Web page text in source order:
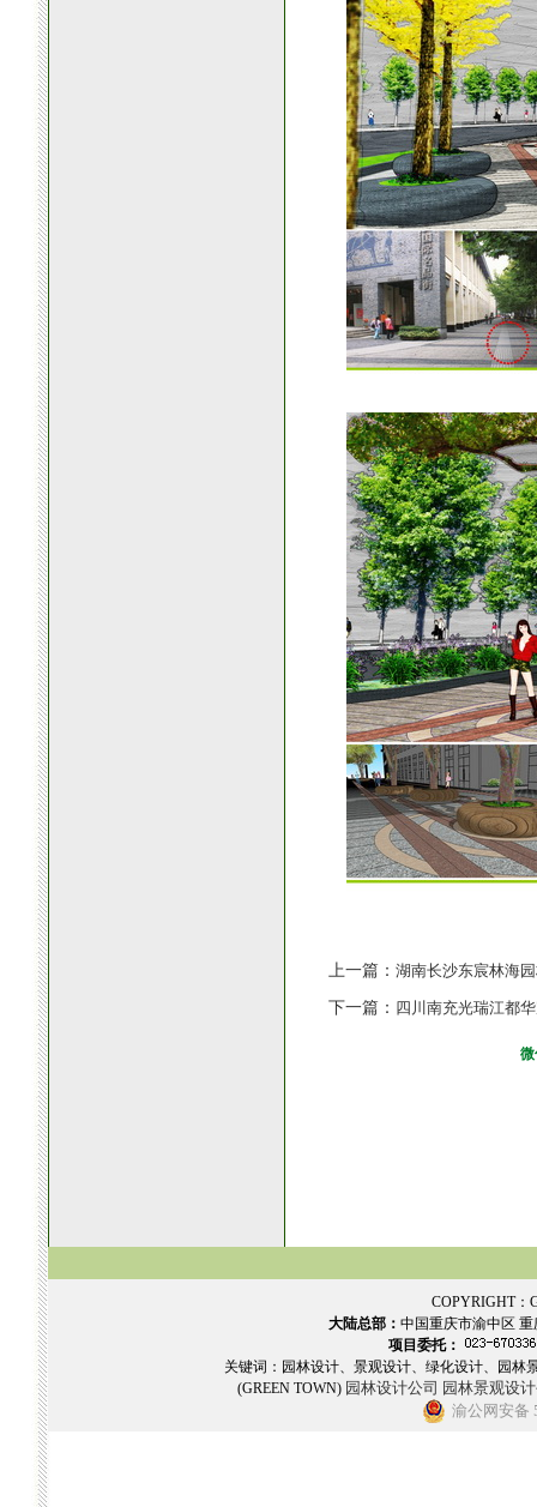
上一篇： 湖南长沙东宸林海
下一篇： 四川南充光瑞江都
COPYRIGHT：
大陆总部： 中国重庆市渝中区
项目委托：
关键词：园林设计、景观设计、绿化设计、园林
(GREEN TOWN) 园林设计公司 园林景观设
渝公网安备